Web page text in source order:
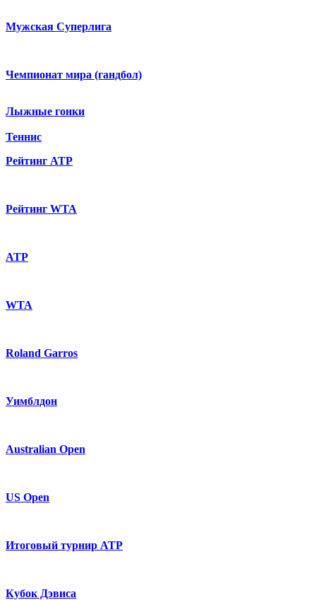
Мужская Суперлига
Чемпионат мира (гандбол)
Лыжные гонки
Теннис
Рейтинг ATP
Рейтинг WTA
ATP
WTA
Roland Garros
Уимблдон
Australian Open
US Open
Итоговый турнир ATP
Кубок Дэвиса